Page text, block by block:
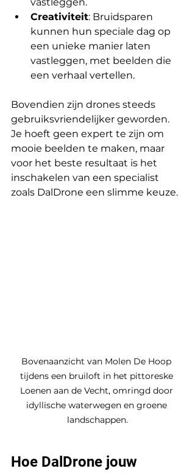
Creativiteit: Bruidsparen
kunnen hun speciale dag op
een unieke manier laten
vastleggen, met beelden die
een verhaal vertellen.
Bovendien zijn drones steeds
gebruiksvriendelijker geworden.
Je hoeft geen expert te zijn om
mooie beelden te maken, maar
voor het beste resultaat is het
inschakelen van een specialist
zoals DalDrone een slimme keuze.
Bovenaanzicht van Molen De Hoop
tijdens een bruiloft in het pittoreske
Loenen aan de Vecht, omringd door
idyllische waterwegen en groene
landschappen.
Hoe DalDrone jouw